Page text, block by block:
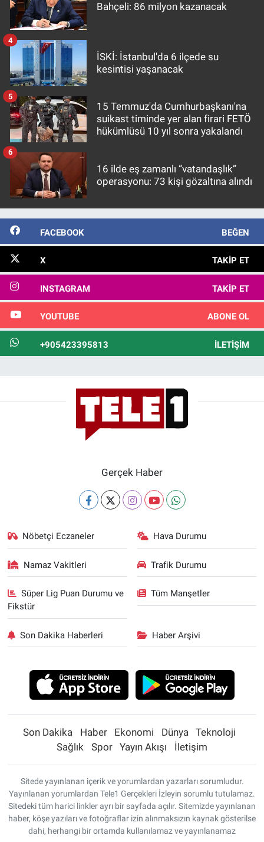
Bahçeli: 86 milyon kazanacak
İSKİ: İstanbul'da 6 ilçede su
kesintisi yaşanacak
4
15 Temmuz'da Cumhurbaşkanı'na
suikast timinde yer alan firari FETÖ
hükümlüsü 10 yıl sonra yakalandı
5
16 ilde eş zamanlı “vatandaşlık”
operasyonu: 73 kişi gözaltına alındı
6
FACEBOOK BEĞEN
X TAKIP ET
INSTAGRAM TAKIP ET
YOUTUBE ABONE OL
+905423395813 İLETIŞIM
Gerçek Haber
Nöbetçi Eczaneler Hava Durumu
Namaz Vakitleri Trafik Durumu
Süper Lig Puan Durumu ve
Fikstür
Tüm Manşetler
Son Dakika Haberleri Haber Arşivi
Son Dakika Haber Ekonomi Dünya
Teknoloji
Sağlık
Spor Yayın Akışı İletişim
Sitede yayınlanan içerik ve yorumlardan yazarları sorumludur.
Yayınlanan yorumlardan Tele1 Gerçekleri İzleyin sorumlu tutulamaz.
Sitedeki tüm harici linkler ayrı bir sayfada açılır. Sitemizde yayınlanan
haber, köşe yazıları ve fotoğraflar izin alınmaksızın kaynak gösterilse
dahi, herhangi bir ortamda kullanılamaz ve yayınlanamaz